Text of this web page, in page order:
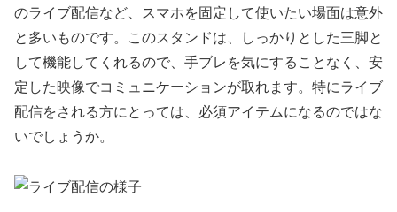
のライブ配信など、スマホを固定して使いたい場面は意外
と多いものです。このスタンドは、しっかりとした三脚と
して機能してくれるので、手ブレを気にすることなく、安
定した映像でコミュニケーションが取れます。特にライブ
配信をされる方にとっては、必須アイテムになるのではな
いでしょうか。